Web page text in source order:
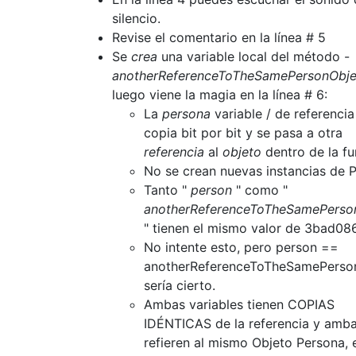
silencio.
Revise el comentario en la línea # 5
Se crea una variable local del método -
luego viene la magia en la línea # 6:
La persona variable / de
copia bit por bit y se pasa a otra
referencia al objeto dentro de la
No se crean nuevas instancias de
Tanto " person " como "
" tienen el mismo valor de
No intente esto, pero person ==
sería cierto.
Ambas variables tienen COPIAS
IDÉNTICAS de la referencia y
refieren al mismo Objeto Persona,